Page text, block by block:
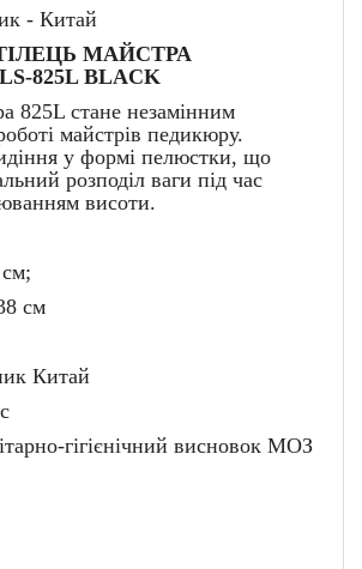
- Китай
МАЙСТРА
825L BLACK
825L стане незамінним
майстрів педикюру.
у формі пелюстки, що
розподіл ваги під час
висоти.
см
Китай
гігієнічний висновок МОЗ